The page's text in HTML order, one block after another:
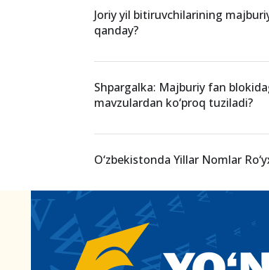
Joriy yil bitiruvchilarining
qanday?
Shpargalka: Majburiy fan
mavzulardan ko‘proq tuziladi?
O‘zbekistonda Yillar Nomlar